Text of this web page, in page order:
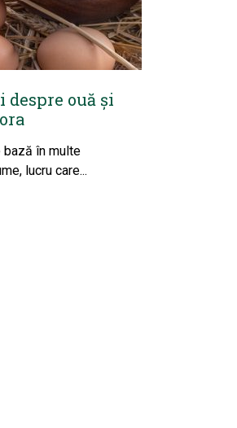
despre ouă și
bază în multe
lucru care...